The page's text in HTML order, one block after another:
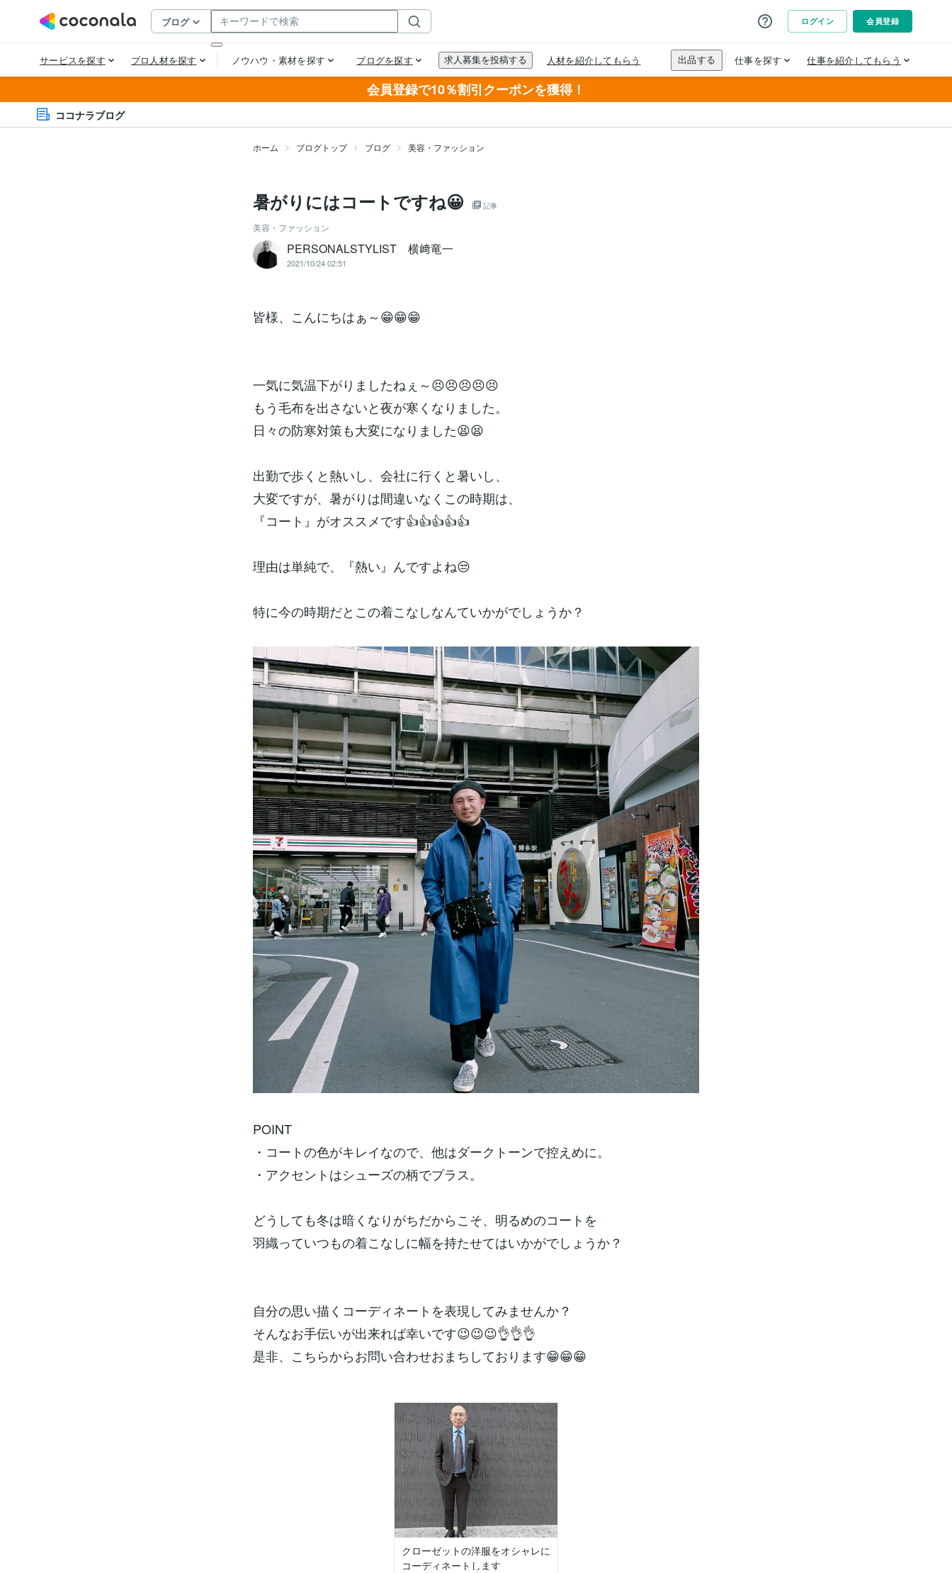
会員登録で10％割引クーポンを獲得！
ココナラブログ
ホーム ブログトップ ブログ 美容・ファッション
暑がりにはコートですね😀 記事
美容・ファッション
PERSONALSTYLIST 横﨑竜一
2021/10/24 02:51
皆様、こんにちはぁ～😁😁😁
一気に気温下がりましたねぇ～😣😣😣😣😣
もう毛布を出さないと夜が寒くなりました。
日々の防寒対策も大変になりました😫😫
出勤で歩くと熱いし、会社に行くと暑いし、
大変ですが、暑がりは間違いなくこの時期は、
『コート』がオススメです👍👍👍👍👍
理由は単純で、『熱い』んですよね😒
特に今の時期だとこの着こなしなんていかがでしょうか？
POINT
・コートの色がキレイなので、他はダークトーンで控えめに。
・アクセントはシューズの柄でプラス。
どうしても冬は暗くなりがちだからこそ、明るめのコートを
羽織っていつもの着こなしに幅を持たせてはいかがでしょうか？
自分の思い描くコーディネートを表現してみませんか？
そんなお手伝いが出来れば幸いです😉😉😉👌👌👌
是非、こちらからお問い合わせおまちしております😁😁😁
クローゼットの洋服をオシャレに
コーディネートします